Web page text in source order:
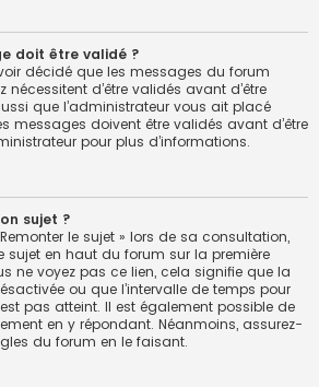
doit être validé ?
décidé que les messages du forum
d’être validés avant d’être
que l’administrateur vous ait placé
messages doivent être validés avant d’être
pour plus d’informations.
sujet ?
le sujet » lors de sa consultation,
sujet en haut du forum sur la première
ne voyez pas ce lien, cela signifie que la
ou que l’intervalle de temps pour
pas atteint. Il est également possible de
en y répondant. Néanmoins, assurez-
du forum en le faisant.